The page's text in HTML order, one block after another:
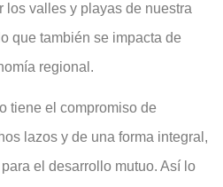
los valles y playas de nuestra
que también se impacta de
regional.
tiene el compromiso de
lazos y de una forma integral,
el desarrollo mutuo. Así lo